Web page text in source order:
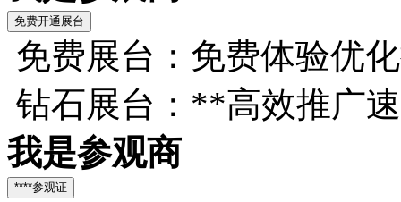
免费展台：免费体验优
钻石展台：**高效推广
我是参观商